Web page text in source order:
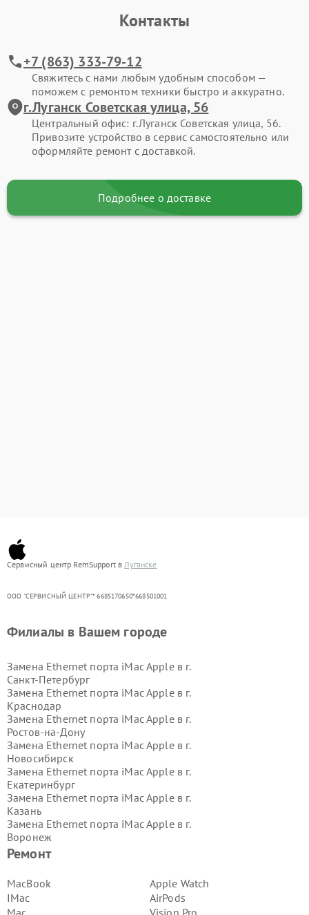
Контакты
+7 (863) 333-79-12
Свяжитесь с нами любым удобным способом —
поможем с ремонтом техники быстро и аккуратно.
г.Луганск Советская улица, 56
Центральный офис: г.Луганск Советская улица, 56.
Привозите устройство в сервис самостоятельно или
оформляйте ремонт с доставкой.
Подробнее о доставке
Сервисный центр RemSupport вЛуганске
ООО "СЕРВИСНЫЙ ЦЕНТР"* 6685170650*668501001
Ремонт
MacBook
IMac
Mac
Apple Watch
AirPods
Vision Pro
Филиалы в Вашем городе
Замена Ethernet порта iMac Apple в г.
Санкт-Петербург
Замена Ethernet порта iMac Apple в г.
Краснодар
Замена Ethernet порта iMac Apple в г.
Ростов-на-Дону
Замена Ethernet порта iMac Apple в г.
Новосибирск
Замена Ethernet порта iMac Apple в г.
Екатеринбург
Замена Ethernet порта iMac Apple в г.
Казань
Замена Ethernet порта iMac Apple в г.
Воронеж
Замена Ethernet порта iMac Apple в г.
Замена Ethernet порта iMac Apple в г.
Самара
Замена Ethernet порта iMac Apple в г.